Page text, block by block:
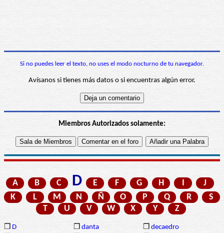
Si no puedes leer el texto, no uses el modo nocturno de tu navegador.
Avísanos si tienes más datos o si encuentras algún error.
Miembros Autorizados solamente:
A B C D E F G H I
J
K
L M N Ñ O P Q R
S
T
U V W X Y Z
❒ D ❒ danta ❒ decaedro